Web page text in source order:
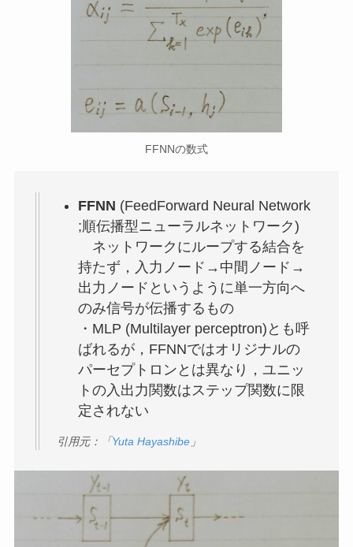
FFNNの数式
FFNN (FeedForward Neural Network
;順伝播型ニューラルネットワーク)
ネットワークにループする結合を
持たず，入力ノード→中間ノード→
出力ノードというように単一方向へ
のみ信号が伝播するもの
・MLP (Multilayer perceptron)とも呼
ばれるが，FFNNではオリジナルの
パーセプトロンとは異なり，ユニッ
トの入出力関数はステップ関数に限
定されない
引用元：「Yuta Hayashibe」